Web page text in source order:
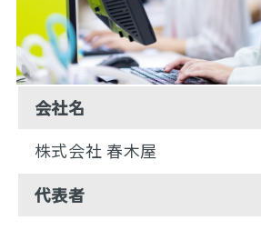
会社名
株式会社 春木屋
代表者